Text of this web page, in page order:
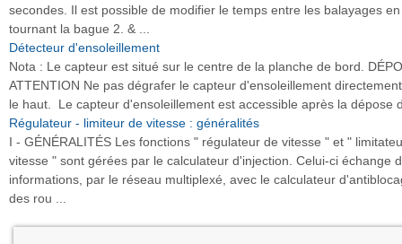
secondes. Il est possible de modifier le temps entre les balayages en
tournant la bague 2. & ...
Détecteur d'ensoleillement
Nota : Le capteur est situé sur le centre de la planche de bord.
ATTENTION Ne pas dégrafer le capteur d'ensoleillement
le haut. Le capteur d'ensoleillement est accessible après la dépose
Régulateur - limiteur de vitesse : généralités
I - GÉNÉRALITÉS Les fonctions " régulateur de vitesse " et "
vitesse " sont gérées par le calculateur d'injection. Celui-ci échange
informations, par le réseau multiplexé, avec le calculateur
des rou ...